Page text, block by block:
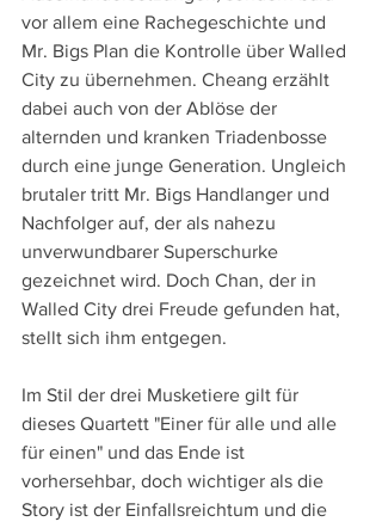
vor allem eine Rachegeschichte und
Mr. Bigs Plan die Kontrolle über Walled
City zu übernehmen. Cheang erzählt
dabei auch von der Ablöse der
alternden und kranken Triadenbosse
durch eine junge Generation. Ungleich
brutaler tritt Mr. Bigs Handlanger und
Nachfolger auf, der als nahezu
unverwundbarer Superschurke
gezeichnet wird. Doch Chan, der in
Walled City drei Freude gefunden hat,
stellt sich ihm entgegen.
Im Stil der drei Musketiere gilt für
dieses Quartett "Einer für alle und alle
für einen" und das Ende ist
vorhersehbar, doch wichtiger als die
Story ist der Einfallsreichtum und die